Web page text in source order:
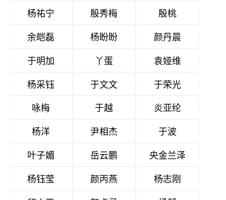
杨祐宁
殷秀梅
殷桃
余皑磊
杨盼盼
颜丹晨
于明加
丫蛋
袁娅维
杨采钰
于文文
于荣光
咏梅
于越
炎亚纶
杨洋
尹相杰
于波
叶子媚
岳云鹏
央金兰泽
杨钰莹
颜丙燕
杨志刚